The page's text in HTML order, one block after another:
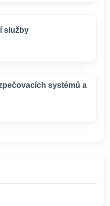
služby
systémů a